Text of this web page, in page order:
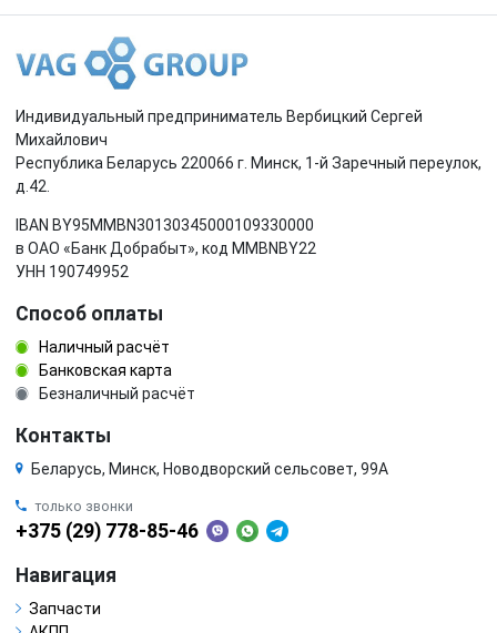
Индивидуальный предприниматель Вербицкий Сергей
Михайлович
Республика Беларусь 220066 г. Минск, 1-й Заречный переулок,
д.42.
IBAN BY95MMBN30130345000109330000
в ОАО «Банк Добрабыт», код MMBNBY22
УНН 190749952
Способ оплаты
Наличный расчёт
Банковская карта
Безналичный расчёт
Контакты
Беларусь, Минск, Новодворский сельсовет, 99А
только звонки
+375 (29) 778-85-46
Навигация
Запчасти